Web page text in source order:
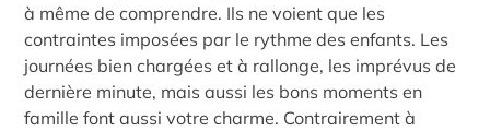
à même de comprendre. Ils ne voient que les
contraintes imposées par le rythme des enfants. Les
journées bien chargées et à rallonge, les imprévus de
dernière minute, mais aussi les bons moments en
famille font aussi votre charme. Contrairement à